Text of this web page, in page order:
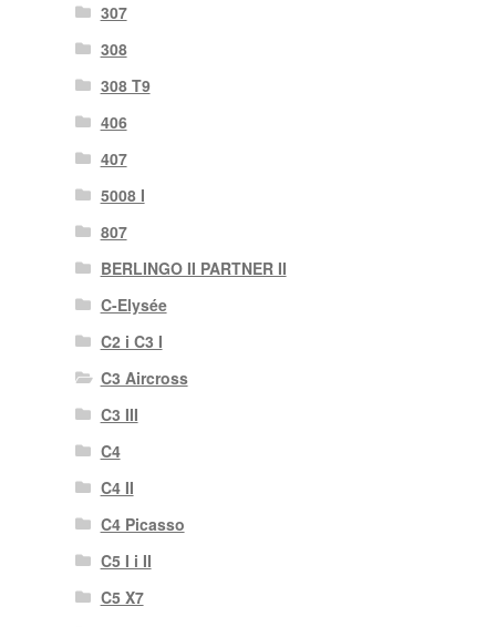
307
308
308 T9
406
407
5008 I
807
BERLINGO II PARTNER II
C-Elysée
C2 i C3 I
C3 Aircross
C3 III
C4
C4 II
C4 Picasso
C5 I i II
C5 X7